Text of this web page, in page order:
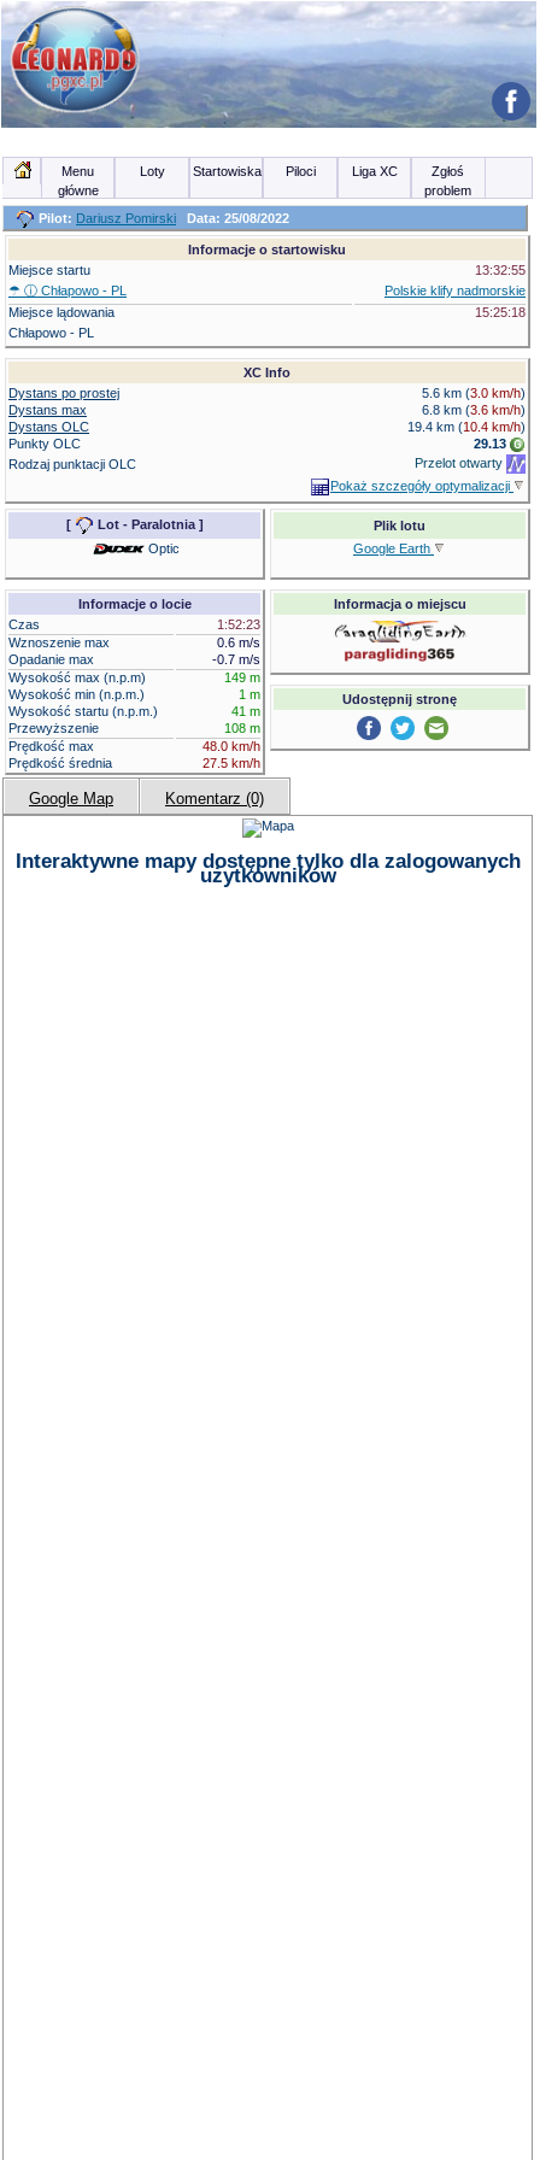
Menu
główne
Loty Startowiska Piloci Liga XC
Zgłoś
problem
Pilot: Dariusz Pomirski Data: 25/08/2022
Informacje o startowisku
Miejsce startu
13:32:55
☂ ⓘ Chłapowo - PL
Polskie klify nadmorskie
Miejsce lądowania
15:25:18
Chłapowo - PL
XC Info
Dystans po prostej
5.6 km (3.0 km/h)
Dystans max
6.8 km (3.6 km/h)
Dystans OLC
19.4 km (10.4 km/h)
Punkty OLC
29.13
Rodzaj punktacji OLC
Przelot otwarty
Pokaż szczegóły optymalizacji
[ Lot - Paralotnia]
Optic
Informacje o locie
Czas
1:52:23
Wznoszenie max
0.6 m/s
Opadanie max
-0.7 m/s
Wysokość max (n.p.m)
149 m
Wysokość min (n.p.m.)
1 m
Wysokość startu (n.p.m.)
41 m
Przewyższenie
108 m
Prędkość max
48.0 km/h
Prędkość średnia
27.5 km/h
Plik lotu
Google Earth
Informacja o miejscu
Udostępnij stronę
Google Map Komentarz (0)
Interaktywne mapy dostępne tylko dla zalogowanych
użytkowników